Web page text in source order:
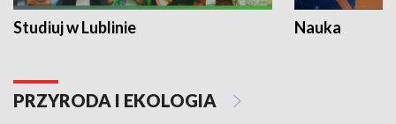
Studiuj w Lublinie Nauka
PRZYRODA I EKOLOGIA